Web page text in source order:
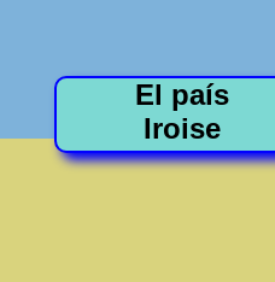
El país
Iroise